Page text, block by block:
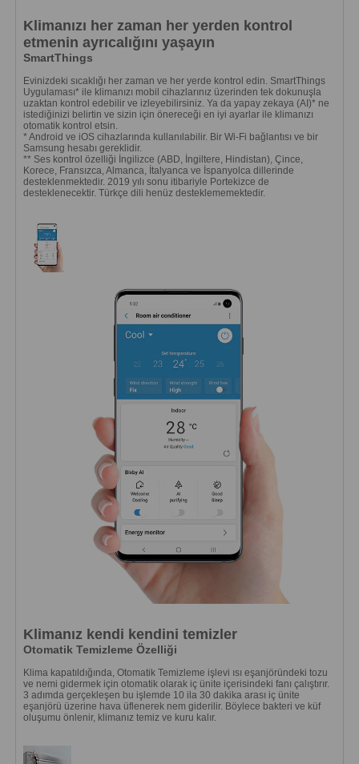
Klimanızı her zaman her yerden kontrol
etmenin ayrıcalığını yaşayın
SmartThings
Evinizdeki sıcaklığı her zaman ve her yerde kontrol edin. SmartThings
Uygulaması* ile klimanızı mobil cihazlarınız üzerinden tek dokunuşla
uzaktan kontrol edebilir ve izleyebilirsiniz. Ya da yapay zekaya (AI)* ne
istediğinizi belirtin ve sizin için önereceği en iyi ayarlar ile klimanızı
otomatik kontrol etsin.
* Android ve iOS cihazlarında kullanılabilir. Bir Wi-Fi bağlantısı ve bir
Samsung hesabı gereklidir.
** Ses kontrol özelliği İngilizce (ABD, İngiltere, Hindistan), Çince,
Korece, Fransızca, Almanca, İtalyanca ve İspanyolca dillerinde
desteklenmektedir. 2019 yılı sonu itibariyle Portekizce de
desteklenecektir. Türkçe dili henüz desteklememektedir.
Klimanız kendi kendini temizler
Otomatik Temizleme Özelliği
Klima kapatıldığında, Otomatik Temizleme işlevi ısı eşanjöründeki tozu
ve nemi gidermek için otomatik olarak iç ünite içerisindeki fanı çalıştırır.
3 adımda gerçekleşen bu işlemde 10 ila 30 dakika arası iç ünite
eşanjörü üzerine hava üflenerek nem giderilir. Böylece bakteri ve küf
oluşumu önlenir, klimanız temiz ve kuru kalır.